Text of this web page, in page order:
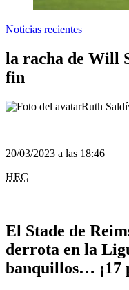
Noticias recientes
la racha de Will
fin
Ruth
20/03/2023 a las 18:46
HEC
El Stade de
derrota en la
banquillos… ¡17